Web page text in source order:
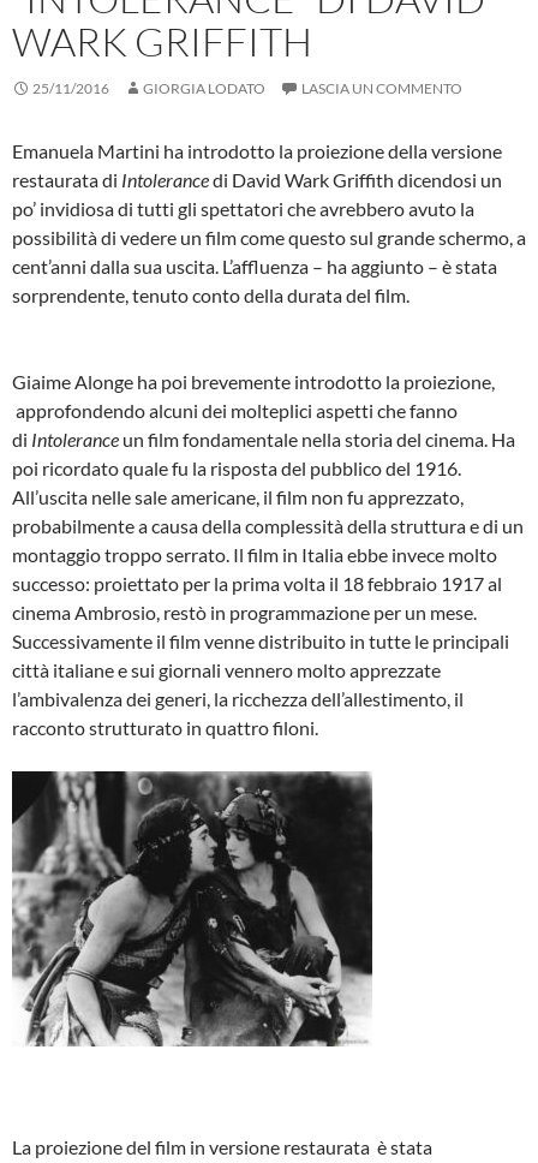
WARK GRIFFITH
25/11/2016 GIORGIA LODATO LASCIA UN COMMENTO
Emanuela Martini ha introdotto la proiezione della versione
restaurata di Intolerancedi David Wark Griffith dicendosi un
po’ invidiosa di tutti gli spettatori che avrebbero avuto la
possibilità di vedere un film come questo sul grande schermo, a
cent’anni dalla sua uscita. L’affluenza – ha aggiunto – è stata
sorprendente, tenuto conto della durata del film.
Giaime Alonge ha poi brevemente introdotto la proiezione,
approfondendo alcuni dei molteplici aspetti che fanno
di Intolerance un film fondamentale nella storia del cinema. Ha
poi ricordato quale fu la risposta del pubblico del 1916.
All’uscita nelle sale americane, il film non fu apprezzato,
probabilmente a causa della complessità della struttura e di un
montaggio troppo serrato. Il film in Italia ebbe invece molto
successo: proiettato per la prima volta il 18 febbraio 1917 al
cinema Ambrosio, restò in programmazione per un mese.
Successivamente il film venne distribuito in tutte le principali
città italiane e sui giornali vennero molto apprezzate
l’ambivalenza dei generi, la ricchezza dell’allestimento, il
racconto strutturato in quattro filoni.
La proiezione del film in versione restaurata è stata